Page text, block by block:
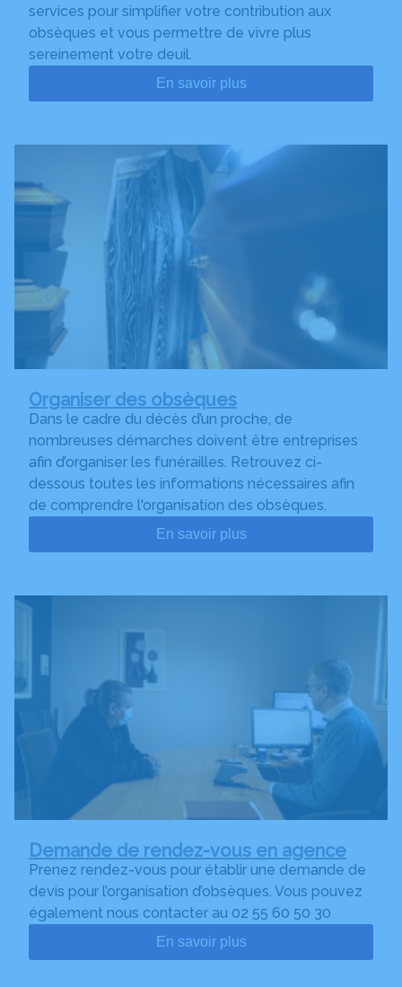
services pour simplifier votre contribution aux
obsèques et vous permettre de vivre plus
sereinement votre deuil.
En savoir plus
Organiser des obsèques
Dans le cadre du décès d’un proche, de
nombreuses démarches doivent être entreprises
afin d’organiser les funérailles. Retrouvez ci-
dessous toutes les informations nécessaires afin
de comprendre l'organisation des obsèques.
En savoir plus
Demande de rendez-vous en agence
Prenez rendez-vous pour établir une demande de
devis pour l’organisation d’obsèques. Vous pouvez
également nous contacter au 02 55 60 50 30
En savoir plus